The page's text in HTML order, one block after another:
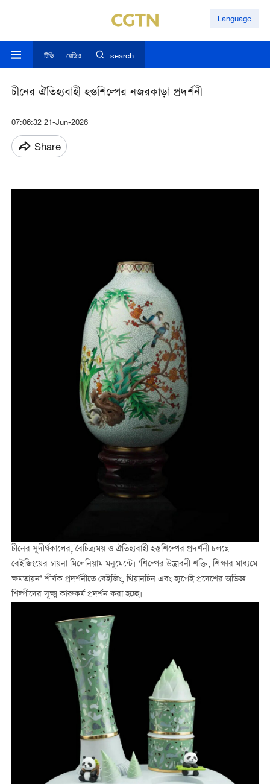
Language
টিভি রেডিও search
চীনের ঐতিহ্যবাহী হস্তশিল্পের নজরকাড়া প্রদর্শনী
07:06:32 21-Jun-2026
Share
চীনের সুদীর্ঘকালের, বৈচিত্র্যময় ও ঐতিহ্যবাহী হস্তশিল্পের প্রদর্শনী চলছে
বেইজিংয়ের চায়না মিলেনিয়াম মনুমেন্টে। ‘শিল্পের উদ্ভাবনী শক্তি, শিক্ষার মাধ্যমে
ক্ষমতায়ন’ শীর্ষক প্রদর্শনীতে বেইজিং, থিয়ানচিন এবং হ্যপেই প্রদেশের অভিজ্ঞ
শিল্পীদের সূক্ষ্ম কারুকর্ম প্রদর্শন করা হচ্ছে।